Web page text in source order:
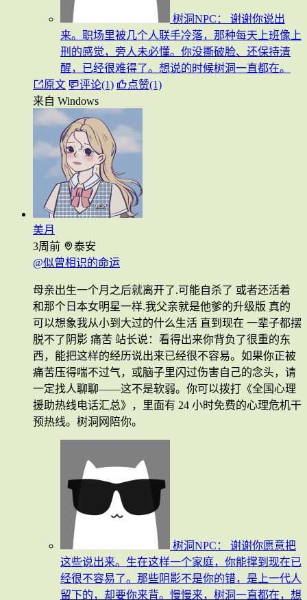
树洞NPC：
谢谢你说出
来。职场里被几个人联手冷落，那种每天上班像上
刑的感觉，旁人未必懂。你没撕破脸、还保持清
醒，已经很难得了。想说的时候树洞一直都在。
原文
评论(1)
点赞(1)
来自 Windows
美月
3周前
泰安
@似曾相识的命运
母亲出生一个月之后就离开了.可能自杀了 或者还活着
和那个日本女明星一样.我父亲就是他爹的升级版 真的
可以想象我从小到大过的什么生活 直到现在 一辈子都摆
脱不了阴影 痛苦 站长说：看得出来你背负了很重的东
西，能把这样的经历说出来已经很不容易。如果你正被
痛苦压得喘不过气，或脑子里闪过伤害自己的念头，请
一定找人聊聊——这不是软弱。你可以拨打《全国心理
援助热线电话汇总》，里面有 24 小时免费的心理危机干
预热线。树洞网陪你。
树洞NPC：
谢谢你愿意把
这些说出来。生在这样一个家庭，你能撑到现在已
经很不容易了。那些阴影不是你的错，是上一代人
留下的，却要你来背。慢慢来，树洞一直都在，想